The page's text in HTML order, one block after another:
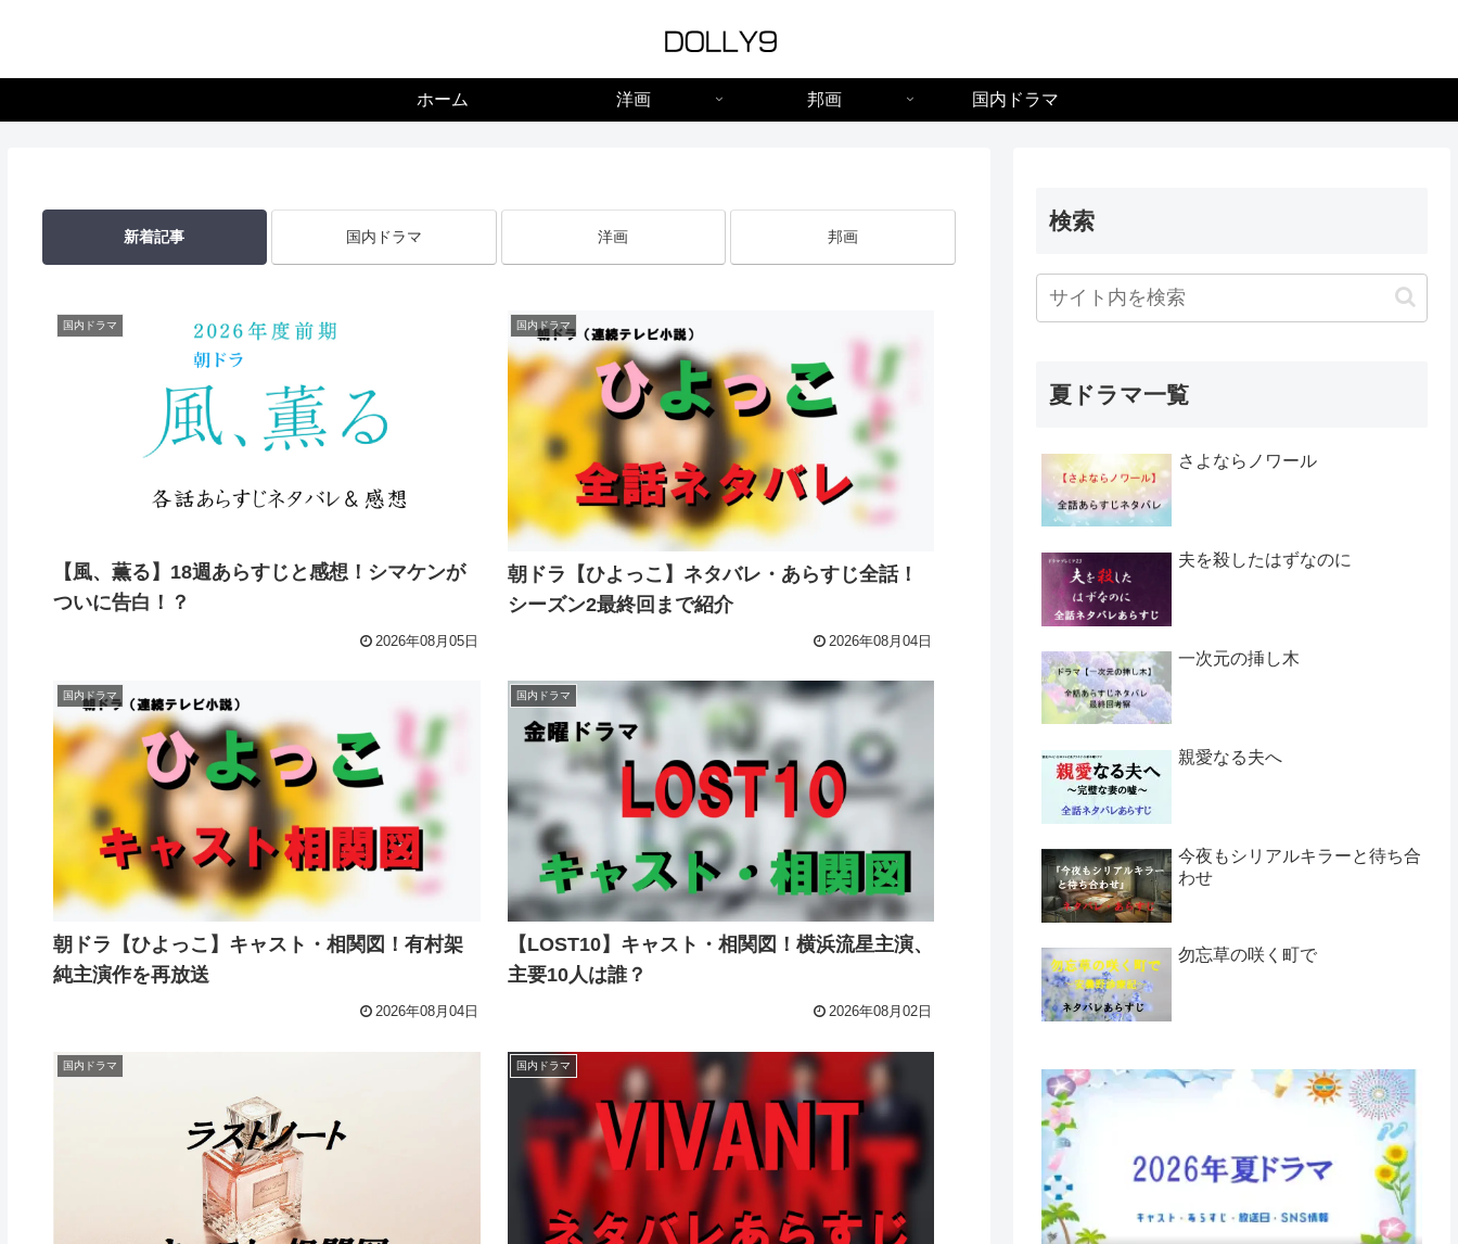
ホーム 洋画 邦画 国内ドラマ
新着記事 国内ドラマ 洋画 邦画
国内ドラマ
【風、薫る】18週あらすじと感想！シマケンが
ついに告白！？
2026年08月05日
国内ドラマ
朝ドラ【ひよっこ】ネタバレ・あらすじ全話！
シーズン2最終回まで紹介
2026年08月04日
国内ドラマ
朝ドラ【ひよっこ】キャスト・相関図！有村架
純主演作を再放送
2026年08月04日
国内ドラマ
【LOST10】キャスト・相関図！横浜流星主演、
主要10人は誰？
2026年08月02日
国内ドラマ 国内ドラマ
検索
夏ドラマ一覧
さよならノワール
夫を殺したはずなのに
一次元の挿し木
親愛なる夫へ
今夜もシリアルキラーと待ち合
わせ
勿忘草の咲く町で